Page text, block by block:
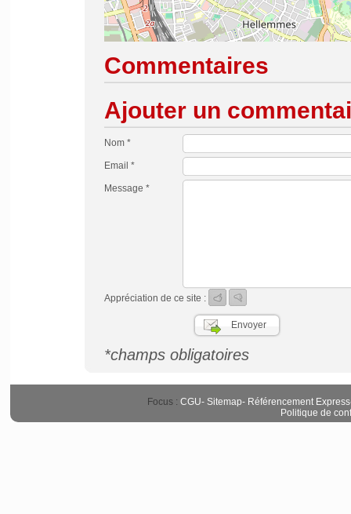
Commentaires
Ajouter un
Nom *
Email *
Message *
Appréciation de ce site :
*champs obligatoires
Focus : CGU- Sitemap- Référencement Express
Politique de